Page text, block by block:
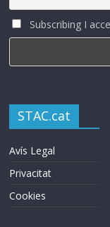
Subscribing I
STAC.cat
Avís Legal
Privacitat
Cookies